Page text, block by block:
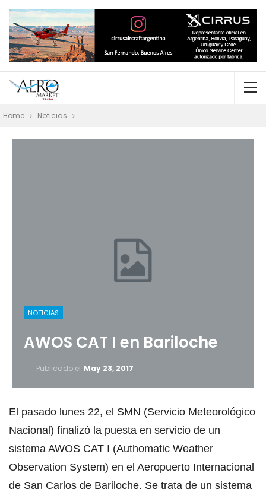
Home Noticias
NOTICIAS
AWOS CAT I en Bariloche
Publicado el May 23, 2017
El pasado lunes 22, el SMN (Servicio Meteorológico
Nacional) finalizó la puesta en servicio de un
sistema AWOS CAT I (Authomatic Weather
Observation System) en el Aeropuerto Internacional
de San Carlos de Bariloche. Se trata de un sistema